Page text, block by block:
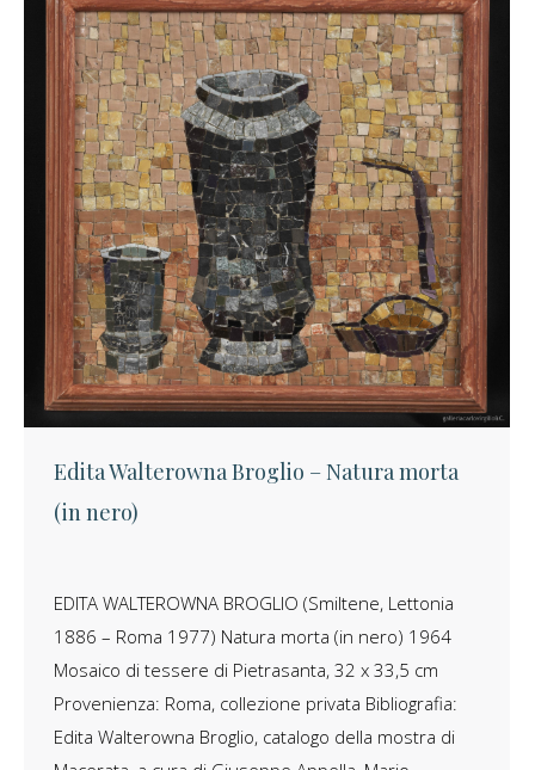
Edita Walterowna Broglio – Natura morta
(in nero)
EDITA WALTEROWNA BROGLIO (Smiltene, Lettonia
1886 – Roma 1977) Natura morta (in nero) 1964
Mosaico di tessere di Pietrasanta, 32 x 33,5 cm
Provenienza: Roma, collezione privata Bibliografia:
Edita Walterowna Broglio, catalogo della mostra di